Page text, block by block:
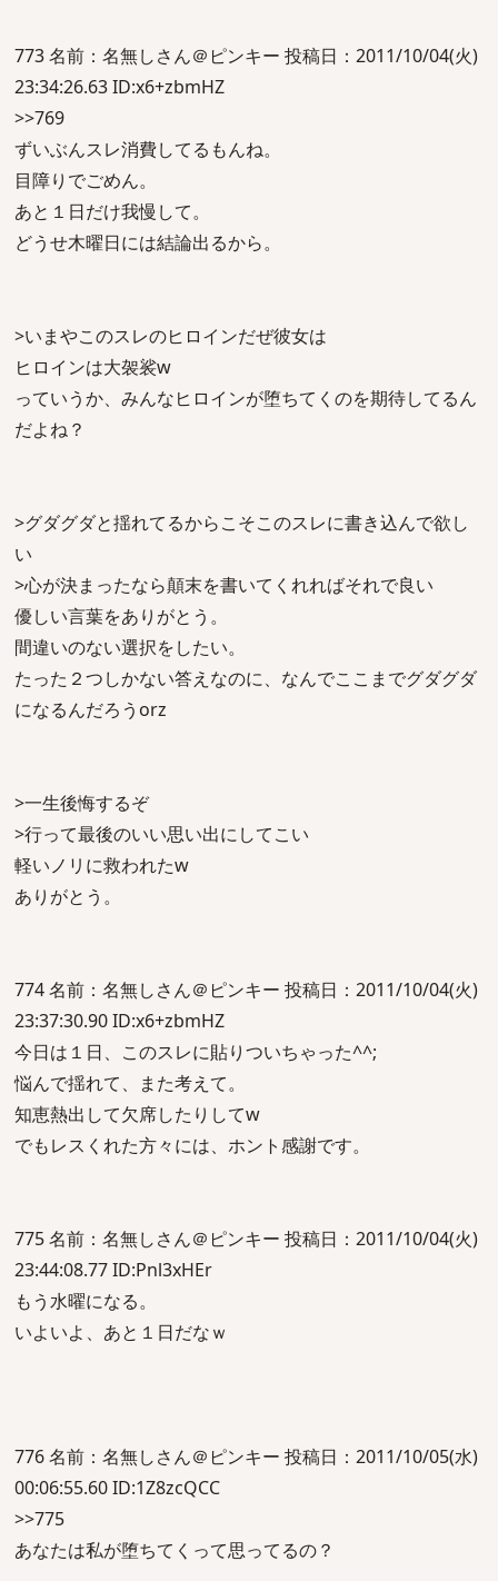
773 名前：名無しさん＠ピンキー 投稿日：2011/10/04(火)
23:34:26.63 ID:x6+zbmHZ
>>769
ずいぶんスレ消費してるもんね。
目障りでごめん。
あと１日だけ我慢して。
どうせ木曜日には結論出るから。
>いまやこのスレのヒロインだぜ彼女は
ヒロインは大袈裟w
っていうか、みんなヒロインが堕ちてくのを期待してるん
だよね？
>グダグダと揺れてるからこそこのスレに書き込んで欲し
い
>心が決まったなら顛末を書いてくれればそれで良い
優しい言葉をありがとう。
間違いのない選択をしたい。
たった２つしかない答えなのに、なんでここまでグダグダ
になるんだろうorz
>一生後悔するぞ
>行って最後のいい思い出にしてこい
軽いノリに救われたw
ありがとう。
774 名前：名無しさん＠ピンキー 投稿日：2011/10/04(火)
23:37:30.90 ID:x6+zbmHZ
今日は１日、このスレに貼りついちゃった^^;
悩んで揺れて、また考えて。
知恵熱出して欠席したりしてw
でもレスくれた方々には、ホント感謝です。
775 名前：名無しさん＠ピンキー 投稿日：2011/10/04(火)
23:44:08.77 ID:Pnl3xHEr
もう水曜になる。
いよいよ、あと１日だなｗ
776 名前：名無しさん＠ピンキー 投稿日：2011/10/05(水)
00:06:55.60 ID:1Z8zcQCC
>>775
あなたは私が堕ちてくって思ってるの？